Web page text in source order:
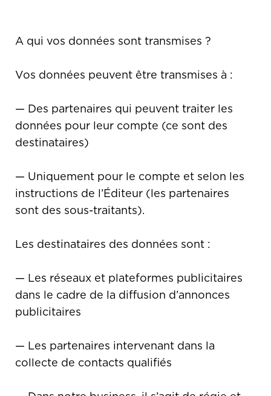
A qui vos données sont transmises ?
Vos données peuvent être transmises à :
— Des partenaires qui peuvent traiter les
données pour leur compte (ce sont des
destinataires)
— Uniquement pour le compte et selon les
instructions de l’Éditeur (les partenaires
sont des sous-traitants).
Les destinataires des données sont :
— Les réseaux et plateformes publicitaires
dans le cadre de la diffusion d’annonces
publicitaires
— Les partenaires intervenant dans la
collecte de contacts qualifiés